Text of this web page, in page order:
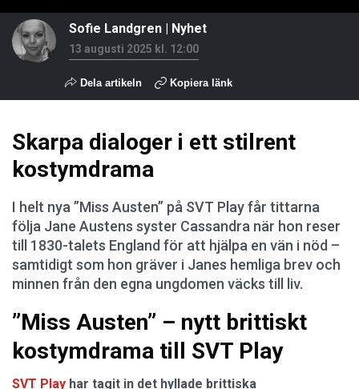
Sofie Landgren Nyhet
13 augusti 2025 kl. 12:00
Dela artikeln Kopiera länk
Skarpa dialoger i ett stilrent
kostymdrama
I helt nya ”Miss Austen” på SVT Play får tittarna
följa Jane Austens syster Cassandra när hon reser
till 1830-talets England för att hjälpa en vän i nöd –
samtidigt som hon gräver i Janes hemliga brev och
minnen från den egna ungdomen väcks till liv.
”Miss Austen” – nytt brittiskt
kostymdrama till SVT Play
SVT Play har tagit in det hyllade brittiska